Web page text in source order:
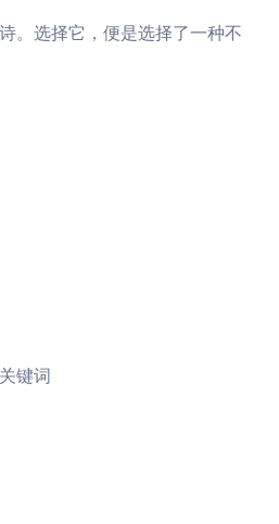
。选择它，便是选择了一种不
键词